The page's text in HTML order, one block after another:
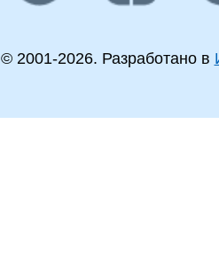
© 2001-2026. Разработано в